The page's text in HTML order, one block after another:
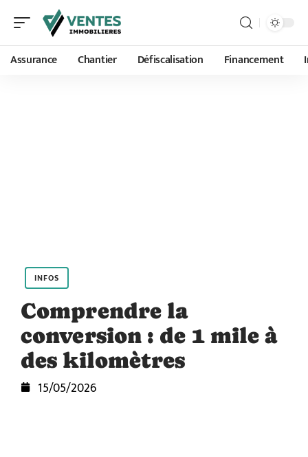
Assurance Chantier Défiscalisation Financement
INFOS
Comprendre la
conversion : de 1 mile à
des kilomètres
15/05/2026